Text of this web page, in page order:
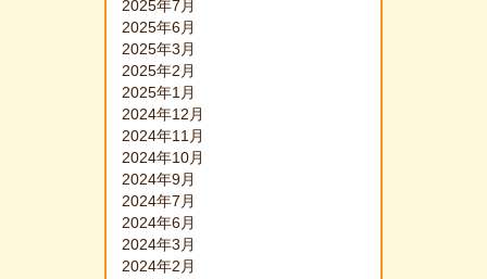
2025年7月
2025年6月
2025年3月
2025年2月
2025年1月
2024年12月
2024年11月
2024年10月
2024年9月
2024年7月
2024年6月
2024年3月
2024年2月